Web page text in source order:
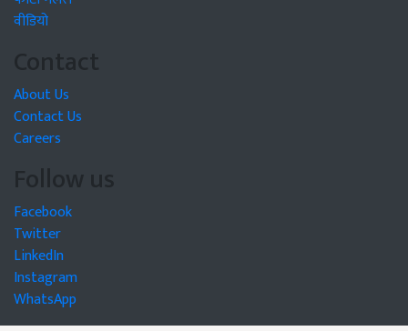
वीडियो
Contact
About Us
Contact Us
Careers
Follow us
Facebook
Twitter
LinkedIn
Instagram
WhatsApp